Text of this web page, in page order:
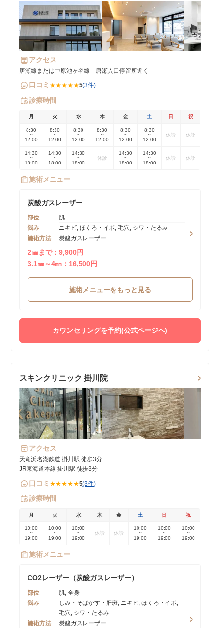
アクセス
唐瀬線または中原池ヶ谷線 唐瀬入口停留所近く
口コミ ★★★★★5(3件)
診療時間
月 火 水 木 金 土 日 祝
8:30
~
12:00
8:30
~
12:00
8:30
~
12:00
8:30
~
12:00
8:30
~
12:00
8:30
~
12:00
休診 休診
14:30
~
18:00
14:30
~
18:00
14:30
~
18:00
休診
14:30
~
18:00
14:30
~
18:00
休診 休診
施術メニュー
炭酸ガスレーザー
部位
肌
悩み
ニキビ, ほくろ・イボ, 毛穴, シワ・たるみ
施術方法
炭酸ガスレーザー
2㎜まで：9,900円
3.1㎜～4㎜：16,500円
施術メニューをもっと見る
カウンセリングを予約(公式ページへ)
スキンクリニック 掛川院
アクセス
天竜浜名湖鉄道 掛川駅 徒歩3分
JR東海道本線 掛川駅 徒歩3分
口コミ ★★★★★5(3件)
診療時間
月 火 水 木 金 土 日 祝
10:00
~
19:00
10:00
~
19:00
10:00
~
19:00
休診 休診
10:00
~
19:00
10:00
~
19:00
10:00
~
19:00
施術メニュー
CO2レーザー（炭酸ガスレーザー）
部位
肌, 全身
悩み
しみ・そばかす・肝斑, ニキビ, ほくろ・イボ,
毛穴, シワ・たるみ
施術方法
炭酸ガスレーザー